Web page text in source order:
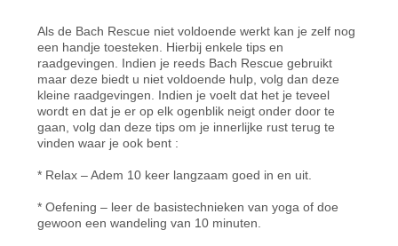
Als de Bach Rescue niet voldoende werkt kan je zelf nog
een handje toesteken. Hierbij enkele tips en
raadgevingen. Indien je reeds Bach Rescue gebruikt
maar deze biedt u niet voldoende hulp, volg dan deze
kleine raadgevingen. Indien je voelt dat het je teveel
wordt en dat je er op elk ogenblik neigt onder door te
gaan, volg dan deze tips om je innerlijke rust terug te
vinden waar je ook bent :
* Relax – Adem 10 keer langzaam goed in en uit.
* Oefening – leer de basistechnieken van yoga of doe
gewoon een wandeling van 10 minuten.